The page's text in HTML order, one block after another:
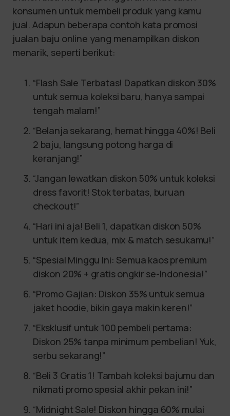
konsumen untuk membeli produk yang kamu
jual. Adapun beberapa contoh kata promosi
jualan baju online yang menampilkan diskon
menarik, seperti berikut:
“Flash Sale Terbatas! Dapatkan diskon 30%
untuk semua koleksi baru, hanya sampai
tengah malam!”
“Belanja sekarang, hemat hingga 40%! Beli
2 baju, langsung potong harga di
keranjang!”
“Jangan lewatkan diskon 50% untuk koleksi
dress favorit! Stok terbatas, buruan
checkout!”
“Hari ini aja! Beli 1, dapatkan diskon 50%
untuk item kedua, mix & match sesukamu!”
“Spesial Minggu Ini: Semua kaos premium
diskon 20% + gratis ongkir se-Indonesia!”
“Promo Gajian: Diskon 35% untuk semua
jaket hoodie, bikin gaya makin keren!”
“Eksklusif untuk 100 pembeli pertama:
Diskon 25% tanpa minimum pembelian! Yuk,
serbu sekarang!”
“Beli 3 Gratis 1! Tambah koleksi bajumu dan
nikmati promo spesial akhir pekan ini!”
“Midnight Sale! Diskon hingga 60% mulai